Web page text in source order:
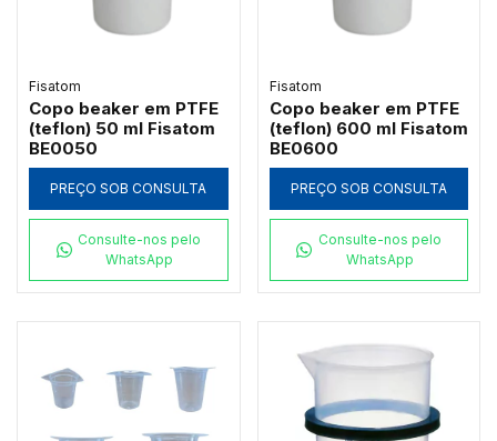
Fisatom
Copo beaker em PTFE
(teflon) 50 ml Fisatom
BE0050
PREÇO SOB CONSULTA
Consulte-nos pelo
WhatsApp
Fisatom
Copo beaker em PTFE
(teflon) 600 ml Fisatom
BE0600
PREÇO SOB CONSULTA
Consulte-nos pelo
WhatsApp